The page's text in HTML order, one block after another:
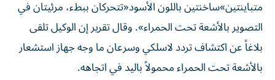
متباينتين»ساخنتين باللون الأسود«تتحركان ببطء، مرئيتان في
التصوير بالأشعة تحت الحمراء». وقال تقرير إن الوكيل تلقى
بلاغاً عن اكتشاف تردد لاسلكي وسرعان ما وجه جهاز استشعار
بالأشعة تحت الحمراء محمولاً باليد في اتجاهه.